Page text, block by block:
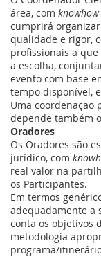
área, com knowhow
cumprirá
qualidade e rigor,
profissionais a
a escolha,
evento com base
tempo disponível,
Uma coordenação
depende também
Oradores
Os Oradores são
jurídico, com
real valor na
os Participantes.
Em termos
adequadamente a
conta os objetivos
metodologia
programa/